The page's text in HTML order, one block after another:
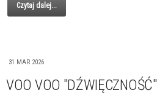
Czytaj dalej...
31 MAR 2026
VOO VOO "DŹWIĘCZNOŚĆ"